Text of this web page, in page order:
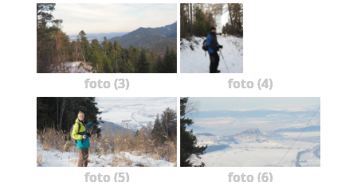
foto (3) foto (4)
foto (5) foto (6)